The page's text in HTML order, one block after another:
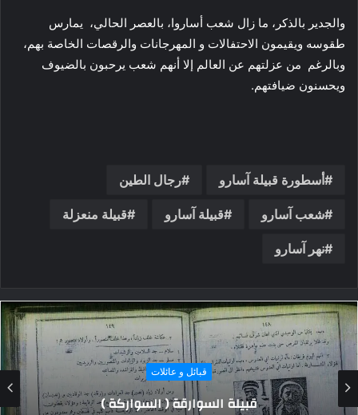
والجدير بالذكر، ما زال شعب أساروا، بالعصر الحالي، يمارس
طقوسه ويقيمون الاحتفالات و المهرجانات والرقصات الخاصة بهم،
وبالرغم من عزلتهم عن العالم إلا أنهم شعب يرحبون بالضيوف
ويحسنون ضيافتهم.
أسطورة قبيلة آسارو رجال الطين
شعب آسارو قبيلة آسارو قبيلة منعزلة
نهر آسارو
قبائل و عائلات
مطاردة الشياطين بالفاصوليا.. أغرب طقوس بداية